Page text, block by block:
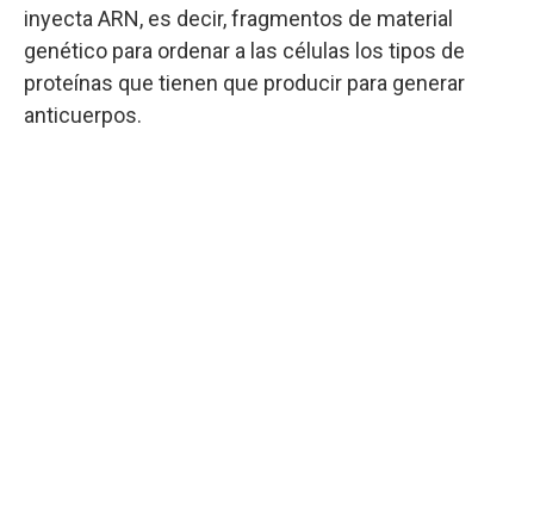
inyecta ARN, es decir, fragmentos de material
genético para ordenar a las células los tipos de
proteínas que tienen que producir para generar
anticuerpos.